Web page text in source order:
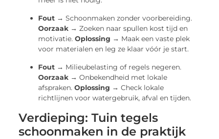
Fout → Schoonmaken zonder voorbereiding.
Oorzaak → Zoeken naar spullen kost tijd en
motivatie.Oplossing → Maak een vaste plek
voor materialen en leg ze klaar vóór je start.
Fout → Milieubelasting of regels negeren.
Oorzaak → Onbekendheid met lokale
afspraken.Oplossing → Check lokale
richtlijnen voor watergebruik, afval en tijden.
Verdieping: Tuin tegels
schoonmaken in de praktijk